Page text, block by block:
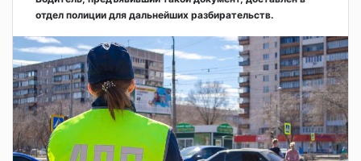
отдел полиции для дальнейших разбирательств.